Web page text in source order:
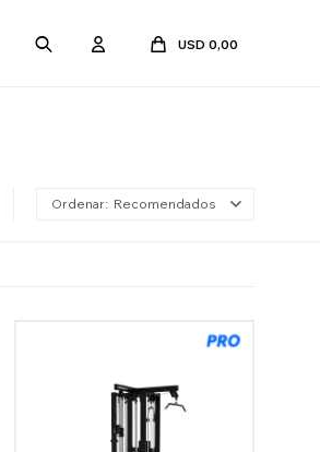
USD 0,00
Recomendados